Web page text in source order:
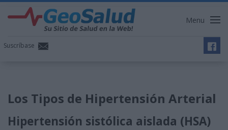
Menu
Suscríbase
Los Tipos de Hipertensión Arterial
Hipertensión sistólica aislada (HSA)